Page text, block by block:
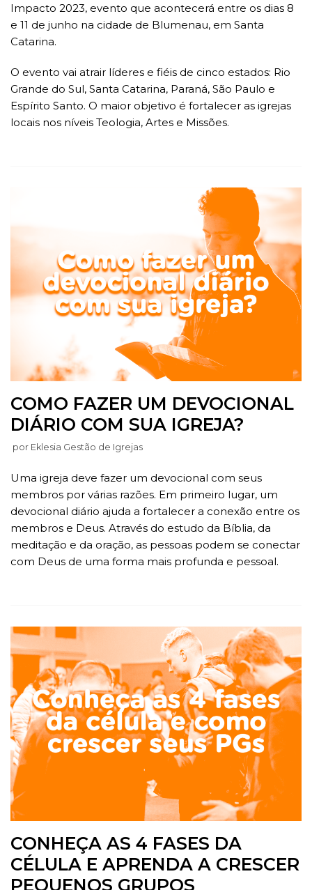
Impacto 2023, evento que acontecerá entre os dias 8
e 11 de junho na cidade de Blumenau, em Santa
Catarina.
O evento vai atrair líderes e fiéis de cinco estados: Rio
Grande do Sul, Santa Catarina, Paraná, São Paulo e
Espírito Santo. O maior objetivo é fortalecer as igrejas
locais nos níveis Teologia, Artes e Missões.
COMO FAZER UM DEVOCIONAL
DIÁRIO COM SUA IGREJA?
por Eklesia Gestão de Igrejas
Uma igreja deve fazer um devocional com seus
membros por várias razões. Em primeiro lugar, um
devocional diário ajuda a fortalecer a conexão entre os
membros e Deus. Através do estudo da Bíblia, da
meditação e da oração, as pessoas podem se conectar
com Deus de uma forma mais profunda e pessoal.
CONHEÇA AS 4 FASES DA
CÉLULA E APRENDA A CRESCER
PEQUENOS GRUPOS